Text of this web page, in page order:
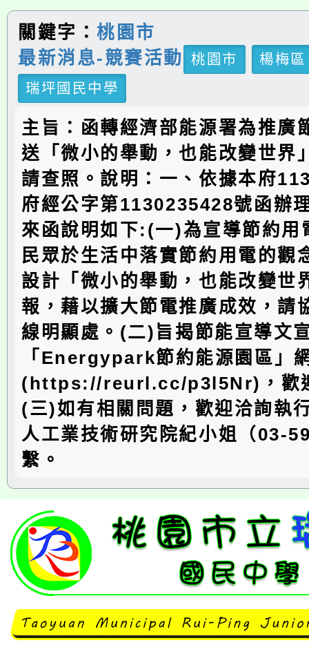
關鍵字：桃園市
最新消息-競賽活動
桃園市
楊梅區
瑞坪國民中學
主旨：函轉經濟部能源署為推廣
送「微小的舉動，也能改變世界
請查照。說明：一、依據本府
府經公字第1130235428號函辦
來函說明如下:(一)為宣導節約用
民眾於生活中落實節約用電的觀
設計「微小的舉動，也能改變世
報，藉以擴大節電推廣成效，請
線明顯處。(二)旨揭節能宣導文
「Energypark節約能源園區」
(https://reurl.cc/p3l5Nr)，歡
(三)如有相關問題，歡迎洽詢執
人工業技術研究院紀小姐（03-
繫。